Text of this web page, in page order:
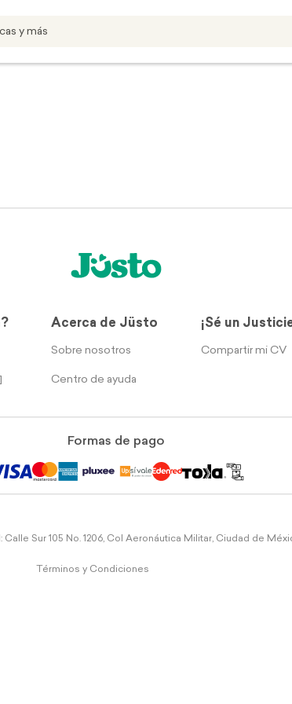
Acerca de Jüsto
Sobre nosotros
Centro de ayuda
¡Sé un
Compartir mi CV
Formas de pago
Calle Sur 105 No. 1206, Col Aeronáutica Militar, Ciudad de
Términos y Condiciones